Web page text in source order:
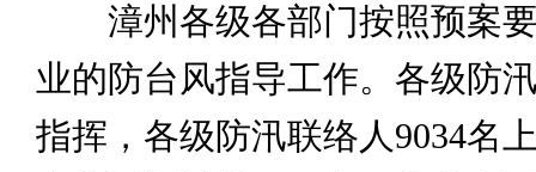
漳州各级各部门按照预案要
业的防台风指导工作。各级防
指挥，各级防汛联络人9034名